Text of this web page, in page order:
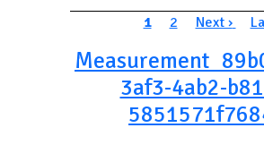
PaginationPage courante
1 Page
2 Page
Next ›
3af3-4ab2-